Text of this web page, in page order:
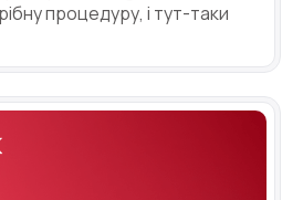
процедуру, і тут-таки